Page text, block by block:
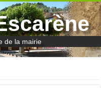
de la mairie